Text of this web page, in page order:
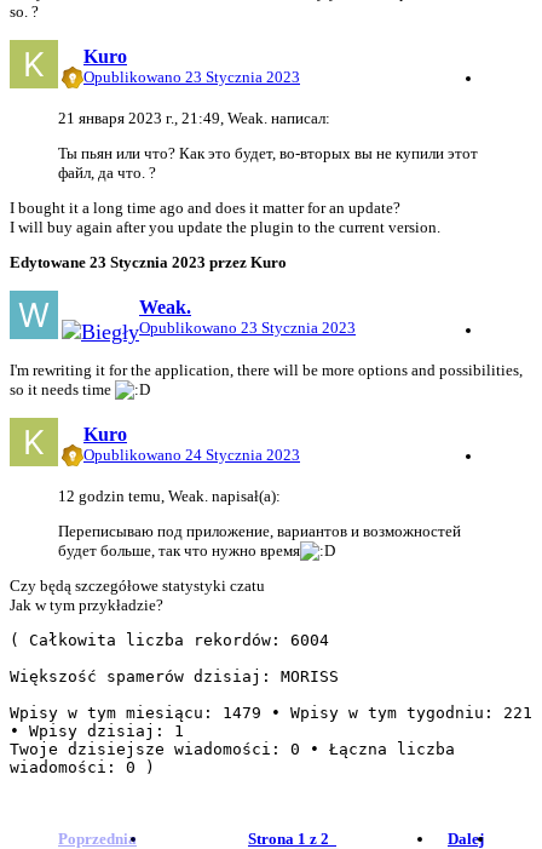
so. ?
Kuro
Opublikowano 23 Stycznia 2023
21 января 2023 г., 21:49, Weak. написал:
Ты пьян или что? Как это будет, во-вторых вы не купили этот
файл, да что. ?
I bought it a long time ago and does it matter for an update?
I will buy again after you update the plugin to the current version.
Edytowane 23 Stycznia 2023 przez Kuro
Weak.
Opublikowano 23 Stycznia 2023
I'm rewriting it for the application, there will be more options and possibilities,
so it needs time
Kuro
Opublikowano 24 Stycznia 2023
12 godzin temu, Weak. napisał(a):
Переписываю под приложение, вариантов и возможностей
будет больше, так что нужно время
Czy będą szczegółowe statystyki czatu
Jak w tym przykładzie?
( Całkowita liczba rekordów: 6004
Większość spamerów dzisiaj: MORISS
Wpisy w tym miesiącu: 1479 • Wpisy w tym tygodniu: 221
• Wpisy dzisiaj: 1
Twoje dzisiejsze wiadomości: 0 • Łączna liczba
wiadomości: 0 )
Poprzednia Dalej
Strona 1 z 2